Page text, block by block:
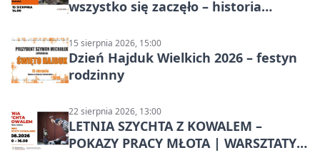
wszystko się zaczęło – historia
15 sierpnia 2026, 15:00
Dzień Hajduk Wielkich 2026 – festyn
rodzinny
22 sierpnia 2026, 13:00
LETNIA SZYCHTA Z KOWALEM –
POKAZY PRACY MŁOTA | WARSZTATY